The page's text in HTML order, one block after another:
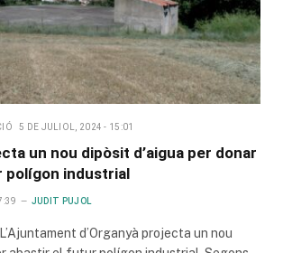
5 DE JULIOL, 2024 - 15:01
un nou dipòsit d’aigua per donar
polígon industrial
JUDIT PUJOL
L’Ajuntament d’Organyà projecta un nou